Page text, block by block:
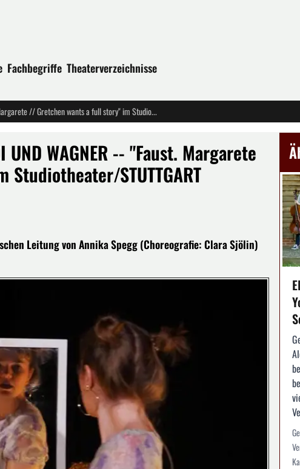
Fachbegriffe Theaterverzeichnisse
GRETCHENS TRAGÖDIE MIT VERDI UND WAGNER -- "Faust. Margarete // Gretchen wants a full story" im Studiotheater/STUTTGART
UND WAGNER -- "Faust. Margarete
STUTTGART
Leitung von Annika Spegg (Choreografie: Clara Sjölin)